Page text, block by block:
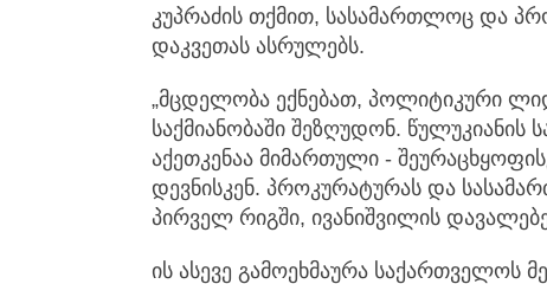
კუპრაძის თქმით, სასამართლოც და
დაკვეთას ასრულებს.
„მცდელობა ექნებათ, პოლიტიკური
საქმიანობაში შეზღუდონ.
აქეთკენაა მიმართული -
დევნისკენ. პროკურატურას და
პირველ რიგში, ივანიშვილის
ის ასევე გამოეხმაურა საქართველოს